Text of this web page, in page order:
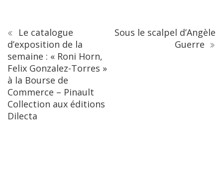
Le catalogue
d’exposition de la
semaine : « Roni Horn,
Felix Gonzalez-Torres »
à la Bourse de
Commerce – Pinault
Collection aux éditions
Dilecta
Sous le scalpel d’Angèle
Guerre